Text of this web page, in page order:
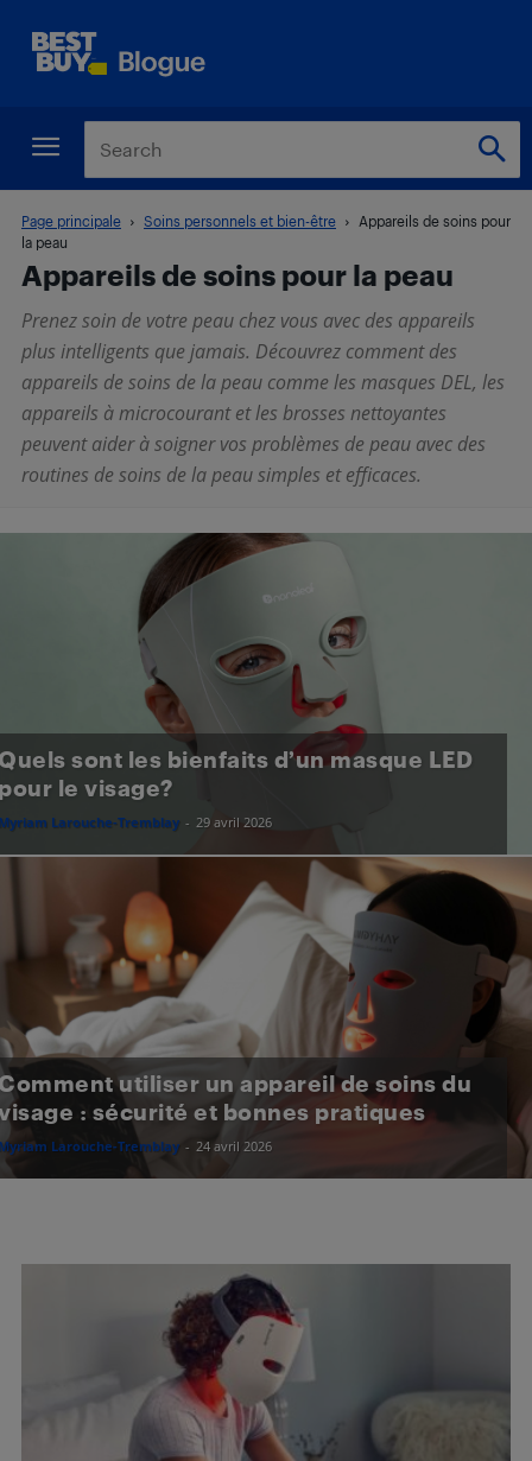
Page principale Soins personnels et bien-être
Appareils de soins pour
la peau
Appareils de soins pour la peau
Prenez soin de votre peau chez vous avec des appareils
plus intelligents que jamais. Découvrez comment des
appareils de soins de la peau comme les masques DEL, les
appareils à microcourant et les brosses nettoyantes
peuvent aider à soigner vos problèmes de peau avec des
routines de soins de la peau simples et efficaces.
sont les bienfaits d’un masque LED
le visage?
Larouche-Tremblay - 29 avril 2026
utiliser un appareil de soins du
: sécurité et bonnes pratiques
Larouche-Tremblay - 24 avril 2026